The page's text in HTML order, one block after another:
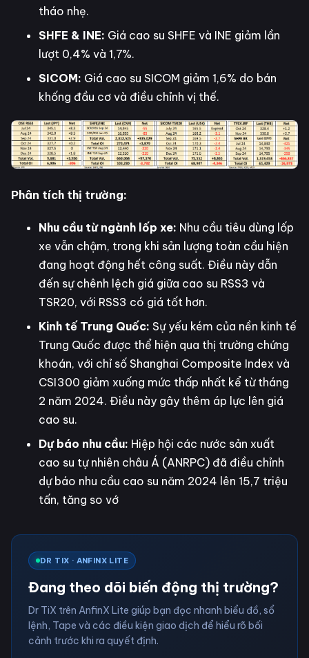
tháo nhẹ.
SHFE & INE: Giá cao su SHFE và INE giảm lần
lượt 0,4% và 1,7%.
SICOM: Giá cao su SICOM giảm 1,6% do bán
khống đầu cơ và điều chỉnh vị thế.
Phân tích thị trường:
Nhu cầu từ ngành lốp xe: Nhu cầu tiêu dùng lốp
xe vẫn chậm, trong khi sản lượng toàn cầu hiện
đang hoạt động hết công suất. Điều này dẫn
đến sự chênh lệch giá giữa cao su RSS3 và
TSR20, với RSS3 có giá tốt hơn.
Kinh tế Trung Quốc: Sự yếu kém của nền kinh tế
Trung Quốc được thể hiện qua thị trường chứng
khoán, với chỉ số Shanghai Composite Index và
CSI300 giảm xuống mức thấp nhất kể từ tháng
2 năm 2024. Điều này gây thêm áp lực lên giá
cao su.
Dự báo nhu cầu: Hiệp hội các nước sản xuất
cao su tự nhiên châu Á (ANRPC) đã điều chỉnh
dự báo nhu cầu cao su năm 2024 lên 15,7 triệu
tấn, tăng so vớ
DR TIX · ANFINX LITE
Đang theo dõi biến động thị trường?
Dr TiX trên AnfinX Lite giúp bạn đọc nhanh biểu đồ, sổ
lệnh, Tape và các điều kiện giao dịch để hiểu rõ bối
cảnh trước khi ra quyết định.